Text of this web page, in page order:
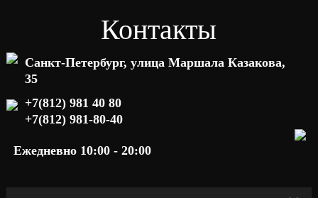
Контакты
Санкт-Петербург, улица Маршала Казакова,
35
+7(812) 981 40 80
+7(812) 981-80-40
Ежедневно 10:00 - 20:00